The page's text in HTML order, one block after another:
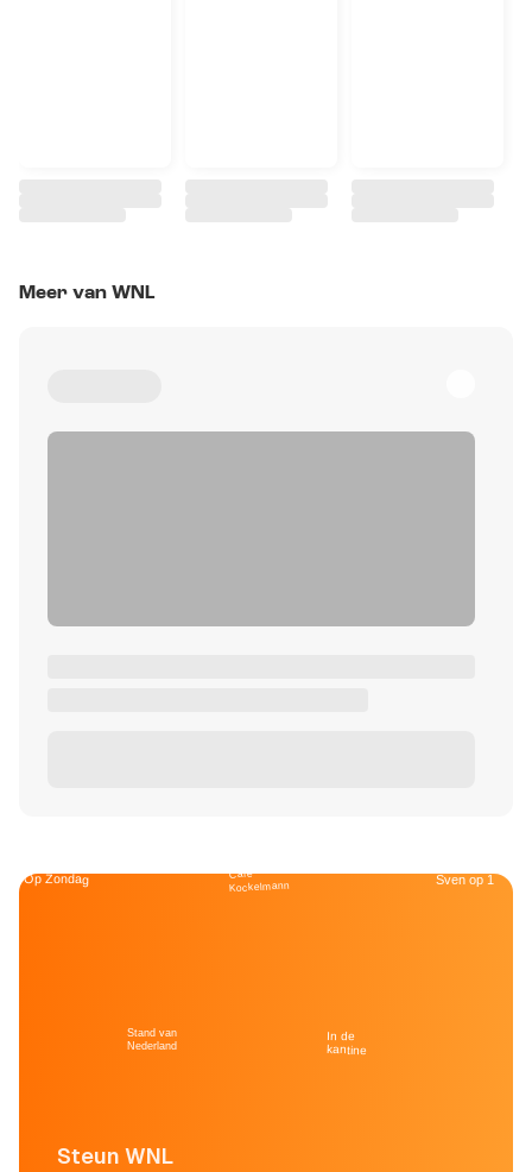
Meer van WNL
Steun WNL
Op Zondag
Stand van
Nederland
Café
Kockelmann
In de
kantine
Sven op 1